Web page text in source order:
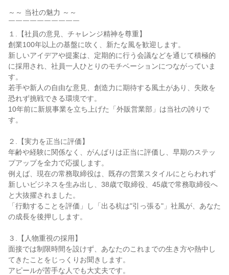
～～ 当社の魅力 ～～
￣￣￣￣￣￣￣￣￣￣
１.【社員の意見、チャレンジ精神を尊重】
創業100年以上の基盤に吹く、新たな風を歓迎します。
新しいアイデアや提案は、定期的に行う会議などを通じて積極的
に採用され、社員一人ひとりのモチベーションにつながっていま
す。
若手や新人の自由な意見、創造力に期待する風土があり、失敗を
恐れず挑戦できる環境です。
10年前に新規事業を立ち上げた「外販営業部」は当社の誇りで
す。
２.【実力を正当に評価】
年齢や経験に関係なく、がんばりは正当に評価し、早期のステッ
プアップを全力で応援します。
例えば、現在の常務取締役は、既存の営業スタイルにとらわれず
新しいビジネスを生み出し、38歳で取締役、45歳で常務取締役へ
と大抜擢されました。
「行動することを評価」し「出る杭は"引っ張る"」社風が、あなた
の成長を後押しします。
３.【人物重視の採用】
面接では制限時間を設けず、あなたのこれまでの生き方や熱中し
てきたことをじっくりお聞きします。
アピールが苦手な人でも大丈夫です。